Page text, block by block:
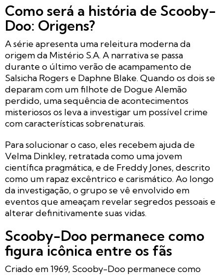
Como será a história de Scooby-
Doo: Origens?
A série apresenta uma releitura moderna da
origem da Mistério S.A. A narrativa se passa
durante o último verão de acampamento de
Salsicha Rogers e Daphne Blake. Quando os dois se
deparam com um filhote de Dogue Alemão
perdido, uma sequência de acontecimentos
misteriosos os leva a investigar um possível crime
com características sobrenaturais.
Para solucionar o caso, eles recebem ajuda de
Velma Dinkley, retratada como uma jovem
científica pragmática, e de Freddy Jones, descrito
como um rapaz excêntrico e carismático. Ao longo
da investigação, o grupo se vê envolvido em
eventos que ameaçam revelar segredos pessoais e
alterar definitivamente suas vidas.
Scooby-Doo permanece como
figura icônica entre os fãs
Criado em 1969, Scooby-Doo permanece como